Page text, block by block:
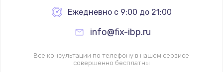
Ежедневно с 9:00 до 21:00
info@fix-ibp.ru
Все консультации по телефону в нашем сервисе
совершенно бесплатны